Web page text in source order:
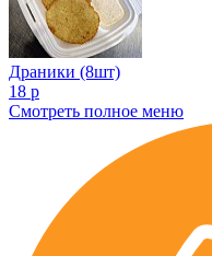
Драники (8шт)
18 р
Смотреть полное меню